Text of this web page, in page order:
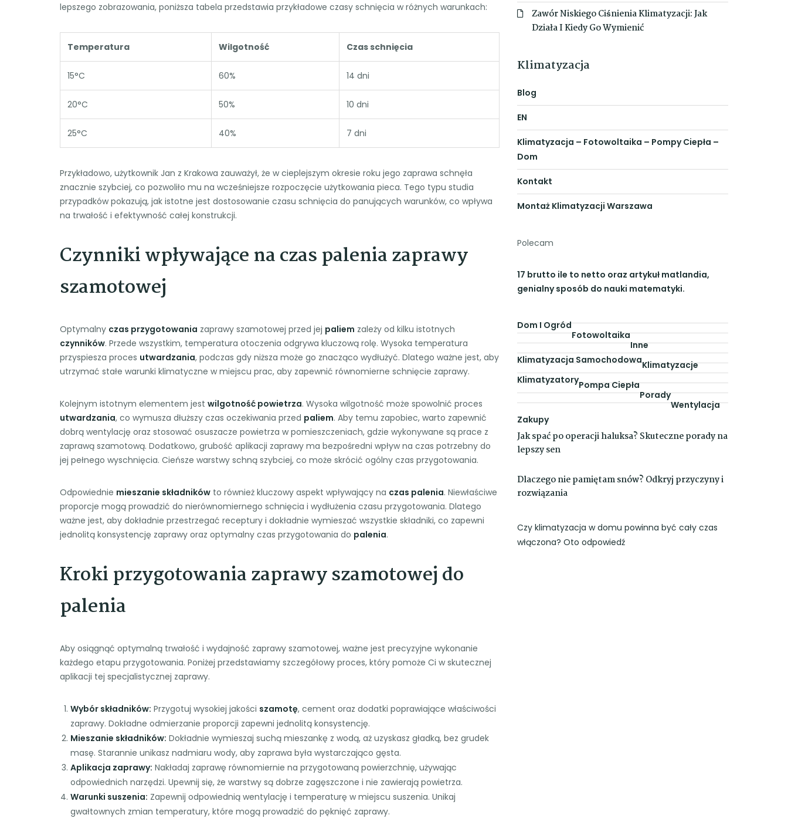
lepszego zobrazowania, poniższa tabela przedstawia przykładowe czasy schnięcia w różnych warunkach:
Temperatura Wilgotność Czas schnięcia
15°C 60% 14 dni
20°C 50% 10 dni
25°C 40% 7 dni
Przykładowo, użytkownik Jan z Krakowa zauważył, że w cieplejszym okresie roku jego zaprawa schnęła
znacznie szybciej, co pozwoliło mu na wcześniejsze rozpoczęcie użytkowania pieca. Tego typu studia
przypadków pokazują, jak istotne jest dostosowanie czasu schnięcia do panujących warunków, co wpływa
na trwałość i efektywność całej konstrukcji.
Czynniki wpływające na czas palenia zaprawy
szamotowej
Optymalny czas przygotowania zaprawy szamotowej przed jej paliem zależy od kilku istotnych
czynników. Przede wszystkim, temperatura otoczenia odgrywa kluczową rolę. Wysoka temperatura
przyspiesza proces utwardzania, podczas gdy niższa może go znacząco wydłużyć. Dlatego ważne jest, aby
utrzymać stałe warunki klimatyczne w miejscu prac, aby zapewnić równomierne schnięcie zaprawy.
Kolejnym istotnym elementem jest wilgotność powietrza. Wysoka wilgotność może spowolnić proces
utwardzania, co wymusza dłuższy czas oczekiwania przed paliem. Aby temu zapobiec, warto zapewnić
dobrą wentylację oraz stosować osuszacze powietrza w pomieszczeniach, gdzie wykonywane są prace z
zaprawą szamotową. Dodatkowo, grubość aplikacji zaprawy ma bezpośredni wpływ na czas potrzebny do
jej pełnego wyschnięcia. Cieńsze warstwy schną szybciej, co może skrócić ogólny czas przygotowania.
Odpowiednie mieszanie składników to również kluczowy aspekt wpływający na czas palenia. Niewłaściwe
proporcje mogą prowadzić do nierównomiernego schnięcia i wydłużenia czasu przygotowania. Dlatego
ważne jest, aby dokładnie przestrzegać receptury i dokładnie wymieszać wszystkie składniki, co zapewni
jednolitą konsystencję zaprawy oraz optymalny czas przygotowania do palenia.
Kroki przygotowania zaprawy szamotowej do
palenia
Aby osiągnąć optymalną trwałość i wydajność zaprawy szamotowej, ważne jest precyzyjne wykonanie
każdego etapu przygotowania. Poniżej przedstawiamy szczegółowy proces, który pomoże Ci w skutecznej
aplikacji tej specjalistycznej zaprawy.
Wybór składników: Przygotuj wysokiej jakości szamotę, cement oraz dodatki poprawiające właściwości
zaprawy. Dokładne odmierzanie proporcji zapewni jednolitą konsystencję.
Mieszanie składników: Dokładnie wymieszaj suchą mieszankę z wodą, aż uzyskasz gładką, bez grudek
masę. Starannie unikasz nadmiaru wody, aby zaprawa była wystarczająco gęsta.
Aplikacja zaprawy: Nakładaj zaprawę równomiernie na przygotowaną powierzchnię, używając
odpowiednich narzędzi. Upewnij się, że warstwy są dobrze zagęszczone i nie zawierają powietrza.
Warunki suszenia: Zapewnij odpowiednią wentylację i temperaturę w miejscu suszenia. Unikaj
gwałtownych zmian temperatury, które mogą prowadzić do pęknięć zaprawy.
Zawór Niskiego Ciśnienia Klimatyzacji: Jak
Działa I Kiedy Go Wymienić
Klimatyzacja
Blog
EN
Klimatyzacja – Fotowoltaika – Pompy Ciepła –
Dom
Kontakt
Montaż Klimatyzacji Warszawa
Polecam
17 brutto ile to netto oraz artykuł matlandia,
genialny sposób do nauki matematyki.
Dom I Ogród
Fotowoltaika
Inne
Klimatyzacja SamochodowaKlimatyzacje
KlimatyzatoryPompa Ciepła
Porady
Wentylacja
Zakupy
Jak spać po operacji haluksa? Skuteczne porady na
lepszy sen
Dlaczego nie pamiętam snów? Odkryj przyczyny i
rozwiązania
Czy klimatyzacja w domu powinna być cały czas
włączona? Oto odpowiedź